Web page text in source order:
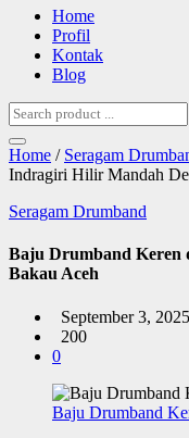
Home
Profil
Kontak
Blog
Home / Seragam
Indragiri Hilir Mandah
Seragam Drumband
Baju Drumband Keren
Bakau Aceh
September 3, 2025
200
0
Baju Drumband